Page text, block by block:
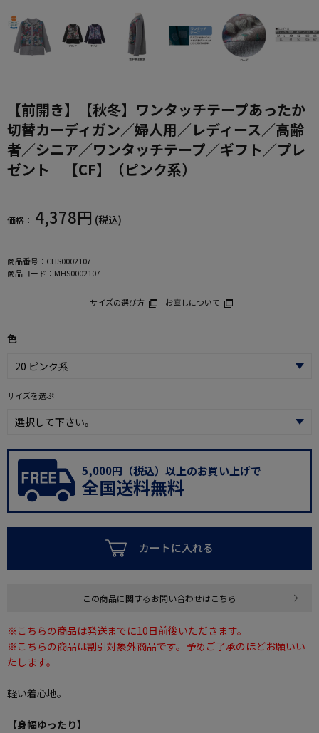
【前開き】【秋冬】ワンタッチテープあったか
切替カーディガン／婦人用／レディース／高齢
者／シニア／ワンタッチテープ／ギフト／プレ
ゼント 【CF】（ピンク系）
価格： 4,378円 (税込)
商品番号： CHS0002107
商品コード： MHS0002107
サイズの選び方 お直しについて
色
サイズを選ぶ
5,000円（税込）以上のお買い上げで
全国送料無料
カートに入れる
この商品に関するお問い合わせはこちら
※こちらの商品は発送までに10日前後いただきます。
※こちらの商品は割引対象外商品です。予めご了承のほどお願いい
たします。
軽い着心地。
【身幅ゆったり】